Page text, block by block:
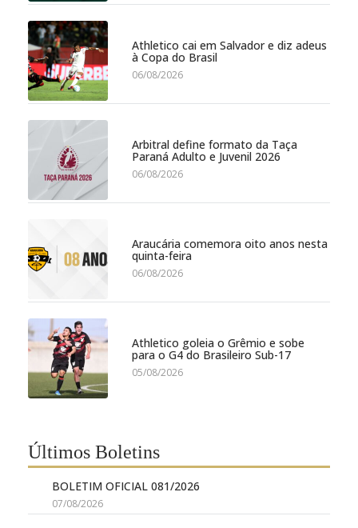
Athletico cai em Salvador e diz adeus
à Copa do Brasil
06/08/2026
Arbitral define formato da Taça
Paraná Adulto e Juvenil 2026
06/08/2026
Araucária comemora oito anos nesta
quinta-feira
06/08/2026
Athletico goleia o Grêmio e sobe
para o G4 do Brasileiro Sub-17
05/08/2026
Últimos Boletins
BOLETIM OFICIAL 081/2026
07/08/2026